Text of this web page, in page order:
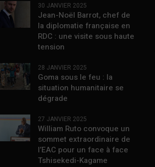
30 JANVIER 2025
Jean-Noël Barrot, chef de
la diplomatie française en
RDC : une visite sous haute
tension
28 JANVIER 2025
Goma sous le feu : la
situation humanitaire se
dégrade
27 JANVIER 2025
William Ruto convoque un
sommet extraordinaire de
l’EAC pour un face à face
Tshisekedi-Kagame